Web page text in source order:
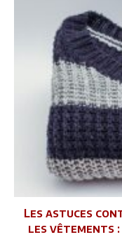
Les astuces
les vêtements :